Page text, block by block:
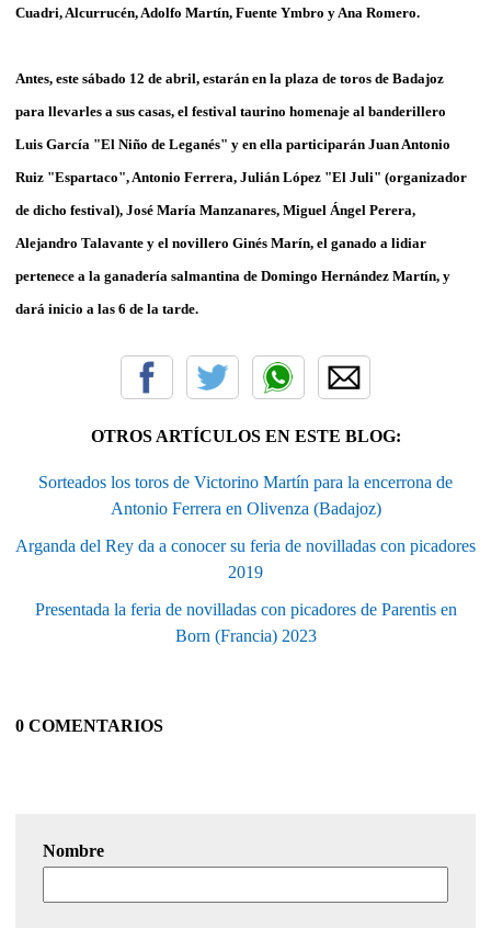
Cuadri, Alcurrucén, Adolfo Martín, Fuente Ymbro y Ana Romero.
Antes, este sábado 12 de abril, estarán en la plaza de toros de Badajoz
para llevarles a sus casas, el festival taurino homenaje al banderillero
Luis García "El Niño de Leganés" y en ella participarán Juan Antonio
Ruiz "Espartaco", Antonio Ferrera, Julián López "El Juli" (organizador
de dicho festival), José María Manzanares, Miguel Ángel Perera,
Alejandro Talavante y el novillero Ginés Marín, el ganado a lidiar
pertenece a la ganadería salmantina de Domingo Hernández Martín, y
dará inicio a las 6 de la tarde.
OTROS ARTÍCULOS EN ESTE BLOG:
Sorteados los toros de Victorino Martín para la encerrona de
Antonio Ferrera en Olivenza (Badajoz)
Arganda del Rey da a conocer su feria de novilladas con picadores
2019
Presentada la feria de novilladas con picadores de Parentis en
Born (Francia) 2023
0 COMENTARIOS
Nombre